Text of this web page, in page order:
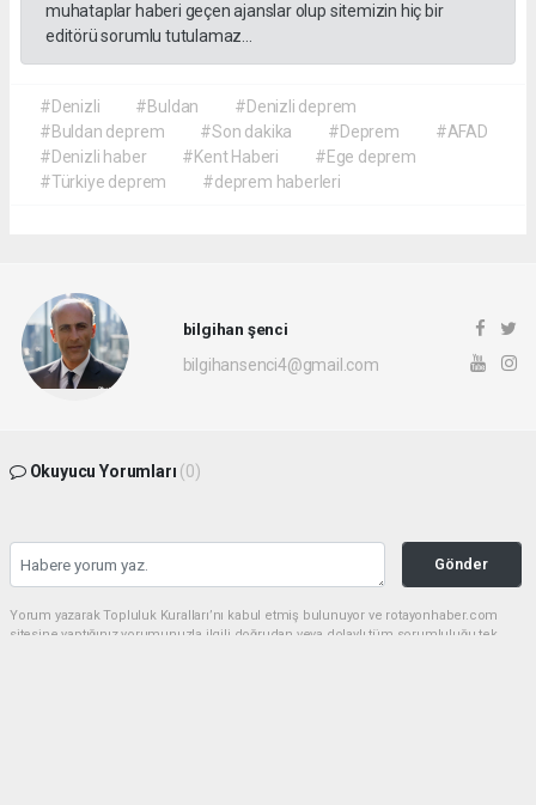
muhataplar haberi geçen ajanslar olup sitemizin hiç bir
editörü sorumlu tutulamaz...
#Denizli #Buldan
#Denizli deprem
#Buldan deprem
#Son dakika #Deprem
#AFAD
#Denizli haber
#Kent Haberi
#Ege deprem
#Türkiye deprem
#deprem haberleri
bilgihan şenci
bilgihansenci4@gmail.com
Okuyucu Yorumları (0)
Gönder
Yorum yazarak Topluluk Kuralları’nı kabul etmiş bulunuyor ve rotayonhaber.com
sitesine yaptığınız yorumunuzla ilgili doğrudan veya dolaylı tüm sorumluluğu tek